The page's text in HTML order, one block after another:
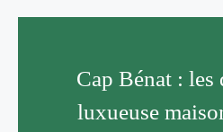
Cap Bénat : les
luxueuse